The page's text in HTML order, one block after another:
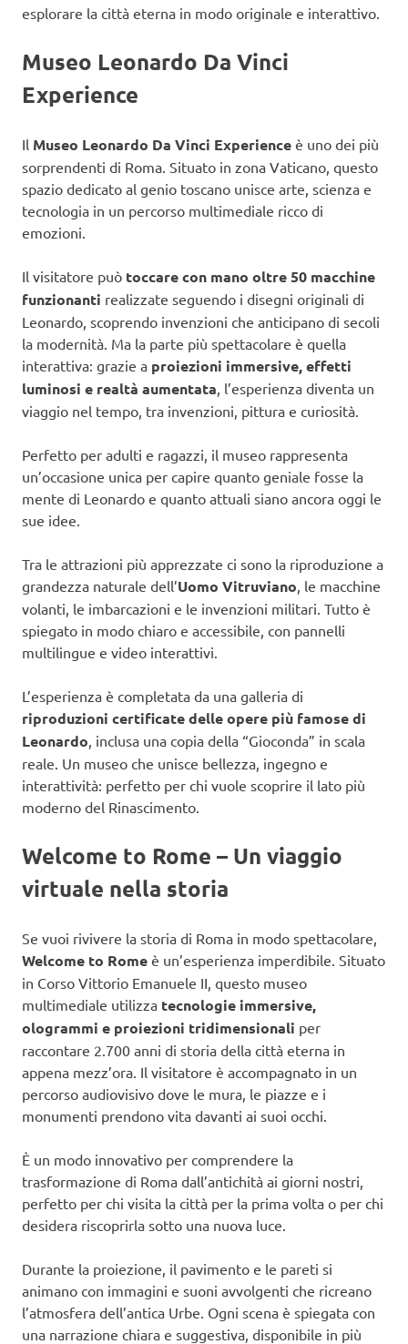
esplorare la città eterna in modo originale e interattivo.
Museo Leonardo Da Vinci
Experience
Il Museo Leonardo Da Vinci Experience è uno dei più
sorprendenti di Roma. Situato in zona Vaticano, questo
spazio dedicato al genio toscano unisce arte, scienza e
tecnologia in un percorso multimediale ricco di
emozioni.
Il visitatore può toccare con mano oltre 50 macchine
funzionanti realizzate seguendo i disegni originali di
Leonardo, scoprendo invenzioni che anticipano di secoli
la modernità. Ma la parte più spettacolare è quella
interattiva: grazie a proiezioni immersive, effetti
luminosi e realtà aumentata , l’esperienza diventa un
viaggio nel tempo, tra invenzioni, pittura e curiosità.
Perfetto per adulti e ragazzi, il museo rappresenta
un’occasione unica per capire quanto geniale fosse la
mente di Leonardo e quanto attuali siano ancora oggi le
sue idee.
Tra le attrazioni più apprezzate ci sono la riproduzione a
grandezza naturale dell’Uomo Vitruviano , le macchine
volanti, le imbarcazioni e le invenzioni militari. Tutto è
spiegato in modo chiaro e accessibile, con pannelli
multilingue e video interattivi.
L’esperienza è completata da una galleria di
riproduzioni certificate delle opere più famose di
Leonardo , inclusa una copia della “Gioconda” in scala
reale. Un museo che unisce bellezza, ingegno e
interattività: perfetto per chi vuole scoprire il lato più
moderno del Rinascimento.
Welcome to Rome – Un viaggio
virtuale nella storia
Se vuoi rivivere la storia di Roma in modo spettacolare,
Welcome to Rome è un’esperienza imperdibile. Situato
in Corso Vittorio Emanuele II, questo museo
multimediale utilizza tecnologie immersive,
ologrammi e proiezioni tridimensionali per
raccontare 2.700 anni di storia della città eterna in
appena mezz’ora. Il visitatore è accompagnato in un
percorso audiovisivo dove le mura, le piazze e i
monumenti prendono vita davanti ai suoi occhi.
È un modo innovativo per comprendere la
trasformazione di Roma dall’antichità ai giorni nostri,
perfetto per chi visita la città per la prima volta o per chi
desidera riscoprirla sotto una nuova luce.
Durante la proiezione, il pavimento e le pareti si
animano con immagini e suoni avvolgenti che ricreano
l’atmosfera dell’antica Urbe. Ogni scena è spiegata con
una narrazione chiara e suggestiva, disponibile in più